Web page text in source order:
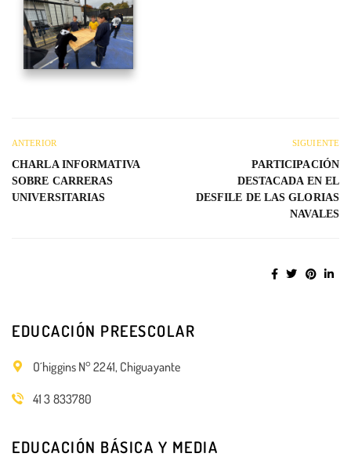
ANTERIOR
CHARLA INFORMATIVA
SOBRE CARRERAS
UNIVERSITARIAS
SIGUIENTE
PARTICIPACIÓN
DESTACADA EN EL
DESFILE DE LAS GLORIAS
NAVALES
EDUCACIÓN PREESCOLAR
O´higgins N° 2241, Chiguayante
41 3 833780
EDUCACIÓN BÁSICA Y MEDIA